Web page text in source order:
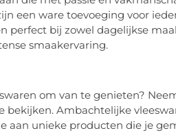
een ware toevoeging voor
perfect bij zowel dagelijkse
smaakervaring.
om van te genieten?
bekijken. Ambachtelijke
aan unieke producten die je